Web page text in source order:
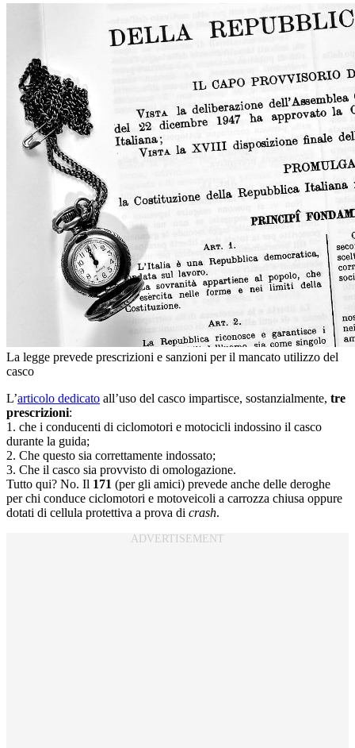
La legge prevede prescrizioni e sanzioni per il mancato utilizzo del
casco
L’articolo dedicato all’uso del casco impartisce, sostanzialmente, tre
prescrizioni:
1. che i conducenti di ciclomotori e motocicli indossino il casco
durante la guida;
2. Che questo sia correttamente indossato;
3. Che il casco sia provvisto di omologazione.
Tutto qui? No. Il 171 (per gli amici) prevede anche delle deroghe
per chi conduce ciclomotori e motoveicoli a carrozza chiusa oppure
dotati di cellula protettiva a prova di crash.